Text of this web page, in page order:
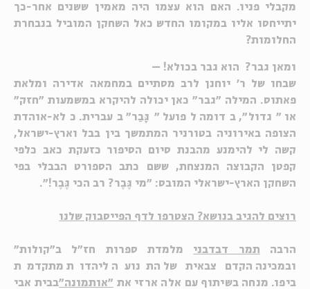
מקבלי פניו. האם הוא עצמו היה מאמין ששנים אחר-כך
יתייחסו אליו במקומו החדש כאל השחקן המוביל בנבחרת
החלומות?
ומאן גבר? הוא גבר בכולא! –
שבחו של ר' יוחנן לרב מסתיים במחמאה אדירה ומלאת
פאתוס. המילה "גבר" כאן יכולה להיקרא במשמעות "חזק"
או "גדול", בדומה לפועל "גָּבַר" בעברית. כלא-אוהדת
הצופה באירוניה בטורניר המתמשך בין בבל וארץ-ישראל,
קשה לי להימנע מהבנת סיום הסיפור כזעקת כאב כלפי
קפטן הקבוצה המנצחת, ששם כתב הספורט הבבלי בפי
השחקן הארץ-ישראלי המובס: "מי גֶּבֶר? רב הכי גֶּבֶר!".
רוצים להגיב בנושא? הצטרפו לדף הפייסבוק שלנו
הרבה תמר דבדבני מלמדת ספרות חז"ל ב"קולות"
ובמכינה הקדם צבאית של התנועה ליהדות מתקדמת
ביפו. מנחה בשיתוף עם אלה ארזי את "אותמונה"בבית אבי